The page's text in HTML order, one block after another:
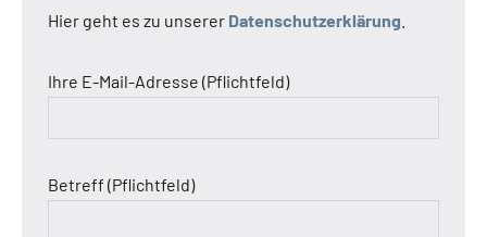
Hier geht es zu unserer Datenschutzerklärung
Ihre E-Mail-Adresse (Pflichtfeld)
Betreff (Pflichtfeld)